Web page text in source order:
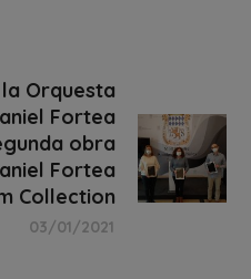
Orquesta
Fortea
obra
Fortea
Collection
03/01/2021